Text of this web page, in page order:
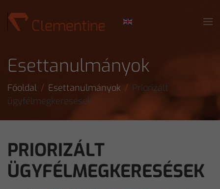
Skip to main content
Esettanulmányok
Főoldal Esettanulmányok
Priorizált
ügyfélmegkeresések
PRIORIZÁLT
ÜGYFÉLMEGKERESÉSEK